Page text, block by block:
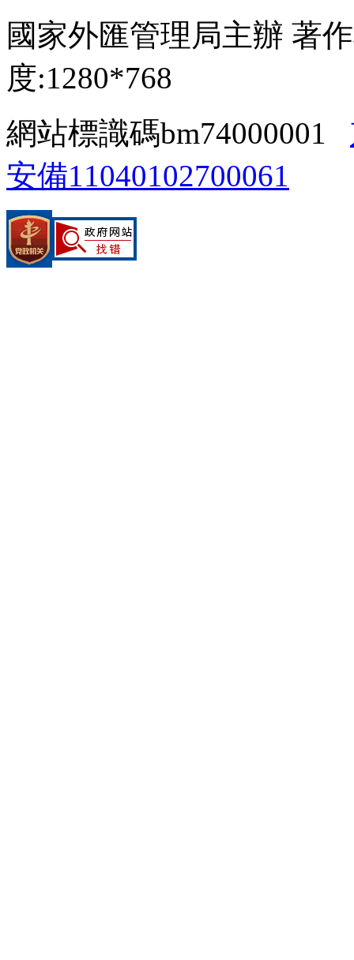
國家外匯管理局主辦 著
度:1280*768
網站標識碼bm74000001
安備11040102700061